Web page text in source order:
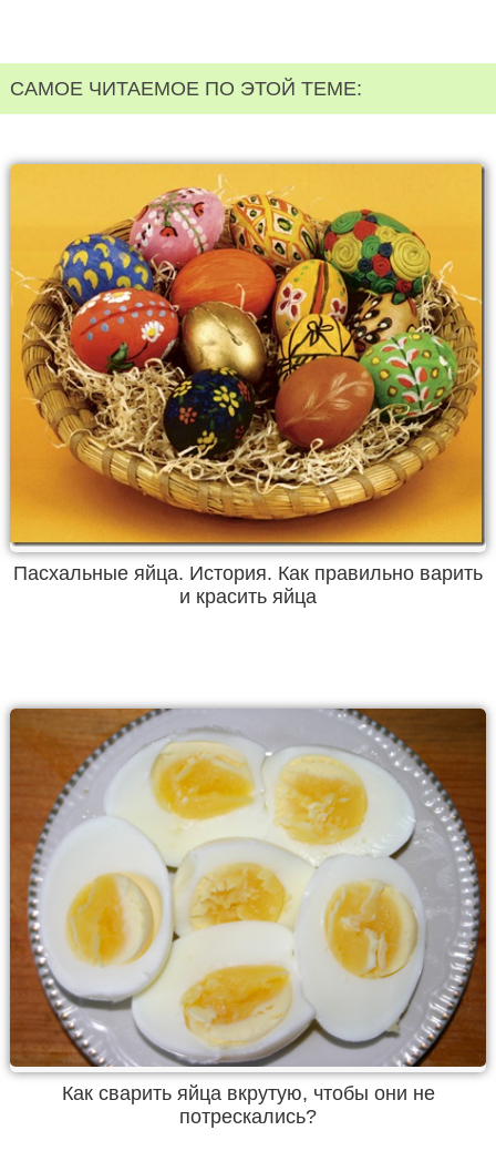
САМОЕ ЧИТАЕМОЕ ПО ЭТОЙ ТЕМЕ:
Пасхальные яйца. История. Как правильно варить
и красить яйца
Как сварить яйца вкрутую, чтобы они не
потрескались?